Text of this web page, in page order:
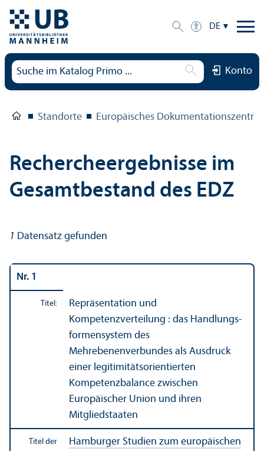
DE
Konto
Standorte Europäisches
Rechercheergebnisse im
Gesamtbestand des EDZ
1 Datensatz gefunden
Nr. 1
Titel:
Repräsentation und
Kompetenzverteilung : das Handlungs­
formen­system des
Mehrebenenverbundes als Ausdruck
einer legitimitäts­orientierten
Kompetenzbalance zwischen
Europäischer Union und ihren
Mitgliedstaaten
Titel der
Hamburger Studien zum europäischen